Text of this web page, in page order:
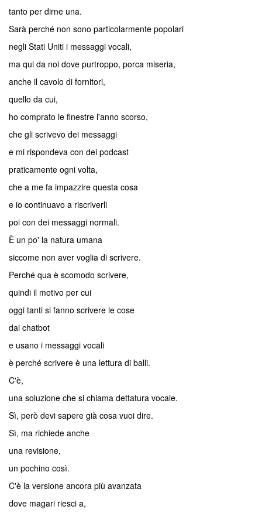
tanto per dirne una.
Sarà perché non sono particolarmente popolari
negli Stati Uniti i messaggi vocali,
ma qui da noi dove purtroppo, porca miseria,
anche il cavolo di fornitori,
quello da cui,
ho comprato le finestre l'anno scorso,
che gli scrivevo dei messaggi
e mi rispondeva con dei podcast
praticamente ogni volta,
che a me fa impazzire questa cosa
e io continuavo a riscriverli
poi con dei messaggi normali.
È un po' la natura umana
siccome non aver voglia di scrivere.
Perché qua è scomodo scrivere,
quindi il motivo per cui
oggi tanti si fanno scrivere le cose
dai chatbot
e usano i messaggi vocali
è perché scrivere è una lettura di balli.
C'è,
una soluzione che si chiama dettatura vocale.
Sì, però devi sapere già cosa vuoi dire.
Sì, ma richiede anche
una revisione,
un pochino così.
C'è la versione ancora più avanzata
dove magari riesci a,